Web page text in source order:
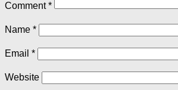
Comment*
Name *
Email *
Website